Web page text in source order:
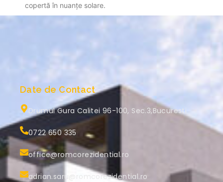
copertă în nuanțe solare.
Date de Contact
Drumul Gura Calitei 96-100, Sec.3,Bucuresti
0722 650 335
office@romcorezidential.ro
adrian.saru@romcorezidential.ro